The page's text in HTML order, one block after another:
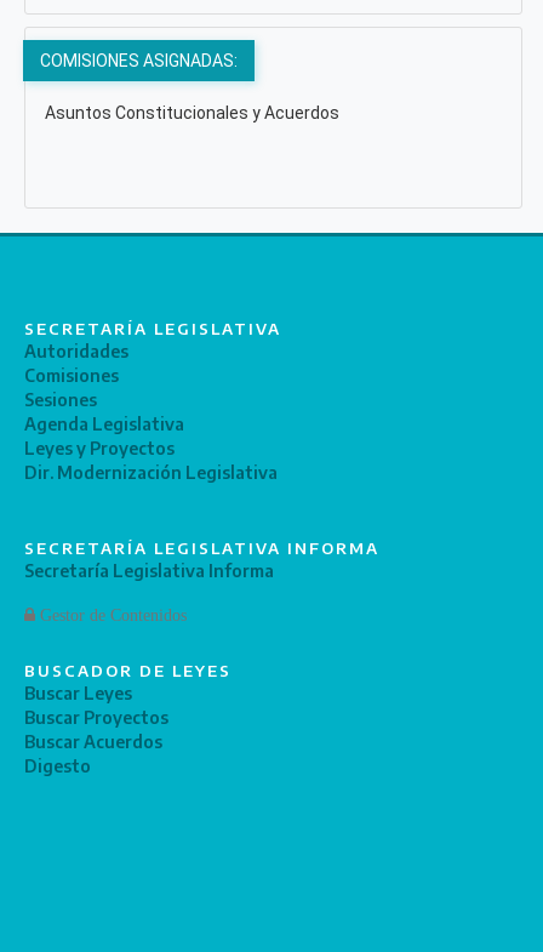
COMISIONES ASIGNADAS:
Asuntos Constitucionales y Acuerdos
SECRETARÍA LEGISLATIVA
Autoridades
Comisiones
Sesiones
Agenda Legislativa
Leyes y Proyectos
Dir. Modernización Legislativa
SECRETARÍA LEGISLATIVA INFORMA
Secretaría Legislativa Informa
Gestor de Contenidos
BUSCADOR DE LEYES
Buscar Leyes
Buscar Proyectos
Buscar Acuerdos
Digesto